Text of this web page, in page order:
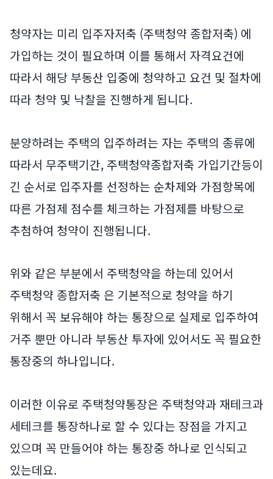
청약자는 미리 입주자저축 (주택청약 종합저축) 에
가입하는 것이 필요하며 이를 통해서 자격요건에
따라서 해당 부동산 입중에 청약하고 요건 및 절차에
따라 청약 및 낙찰을 진행하게 됩니다.
분양하려는 주택의 입주하려는 자는 주택의 종류에
따라서 무주택기간, 주택청약종합저축 가입기간등이
긴 순서로 입주자를 선정하는 순차제와 가점항목에
따른 가점제 점수를 체크하는 가점제를 바탕으로
추첨하여 청약이 진행됩니다.
위와 같은 부분에서 주택청약을 하는데 있어서
주택청약 종합저축 은 기본적으로 청약을 하기
위해서 꼭 보유해야 하는 통장으로 실제로 입주하여
거주 뿐만 아니라 부동산 투자에 있어서도 꼭 필요한
통장중의 하나입니다.
이러한 이유로 주택청약통장은 주택청약과 재테크과
세테크를 통장하나로 할 수 있다는 장점을 가지고
있으며 꼭 만들어야 하는 통장중 하나로 인식되고
있는데요.